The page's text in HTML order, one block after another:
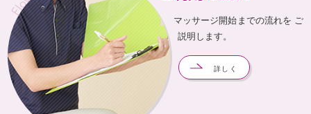
マッサージ開始までの流れを ご
説明します。
詳しく